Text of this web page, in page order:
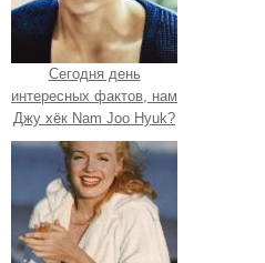
Сегодня день
интересных фактов, нам
Джу хёк Nam Joo Hyuk?